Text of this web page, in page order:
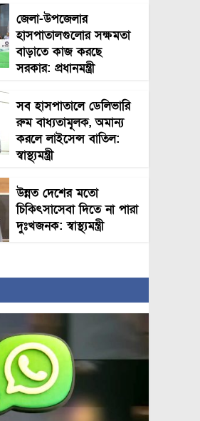
জেলা-উপজেলার
হাসপাতালগুলোর সক্ষমতা
বাড়াতে কাজ করছে
সরকার: প্রধানমন্ত্রী
সব হাসপাতালে ডেলিভারি
রুম বাধ্যতামূলক, অমান্য
করলে লাইসেন্স বাতিল:
স্বাস্থ্যমন্ত্রী
উন্নত দেশের মতো
চিকিৎসাসেবা দিতে না পারা
দুঃখজনক: স্বাস্থ্যমন্ত্রী